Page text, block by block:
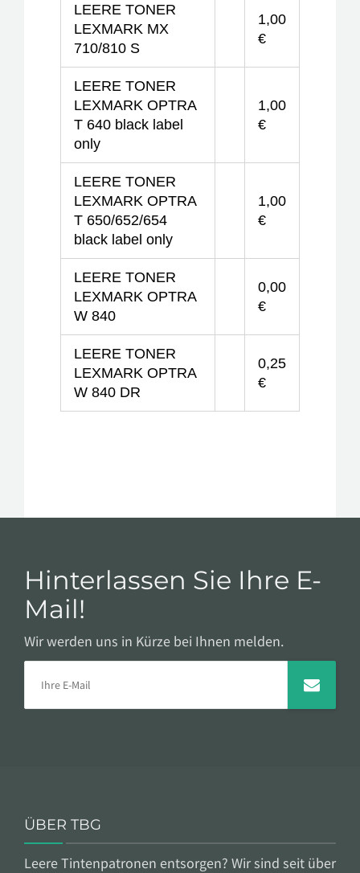
LEERE TONER
LEXMARK MX
710/810 S
1,00
€
LEERE TONER
LEXMARK OPTRA
T 640 black label
only
1,00
€
LEERE TONER
LEXMARK OPTRA
T 650/652/654
black label only
1,00
€
LEERE TONER
LEXMARK OPTRA
W 840
0,00
€
LEERE TONER
LEXMARK OPTRA
W 840 DR
0,25
€
Hinterlassen Sie Ihre E-
Mail!
Wir werden uns in Kürze bei Ihnen melden.
ÜBER TBG
Leere Tintenpatronen entsorgen? Wir sind seit über